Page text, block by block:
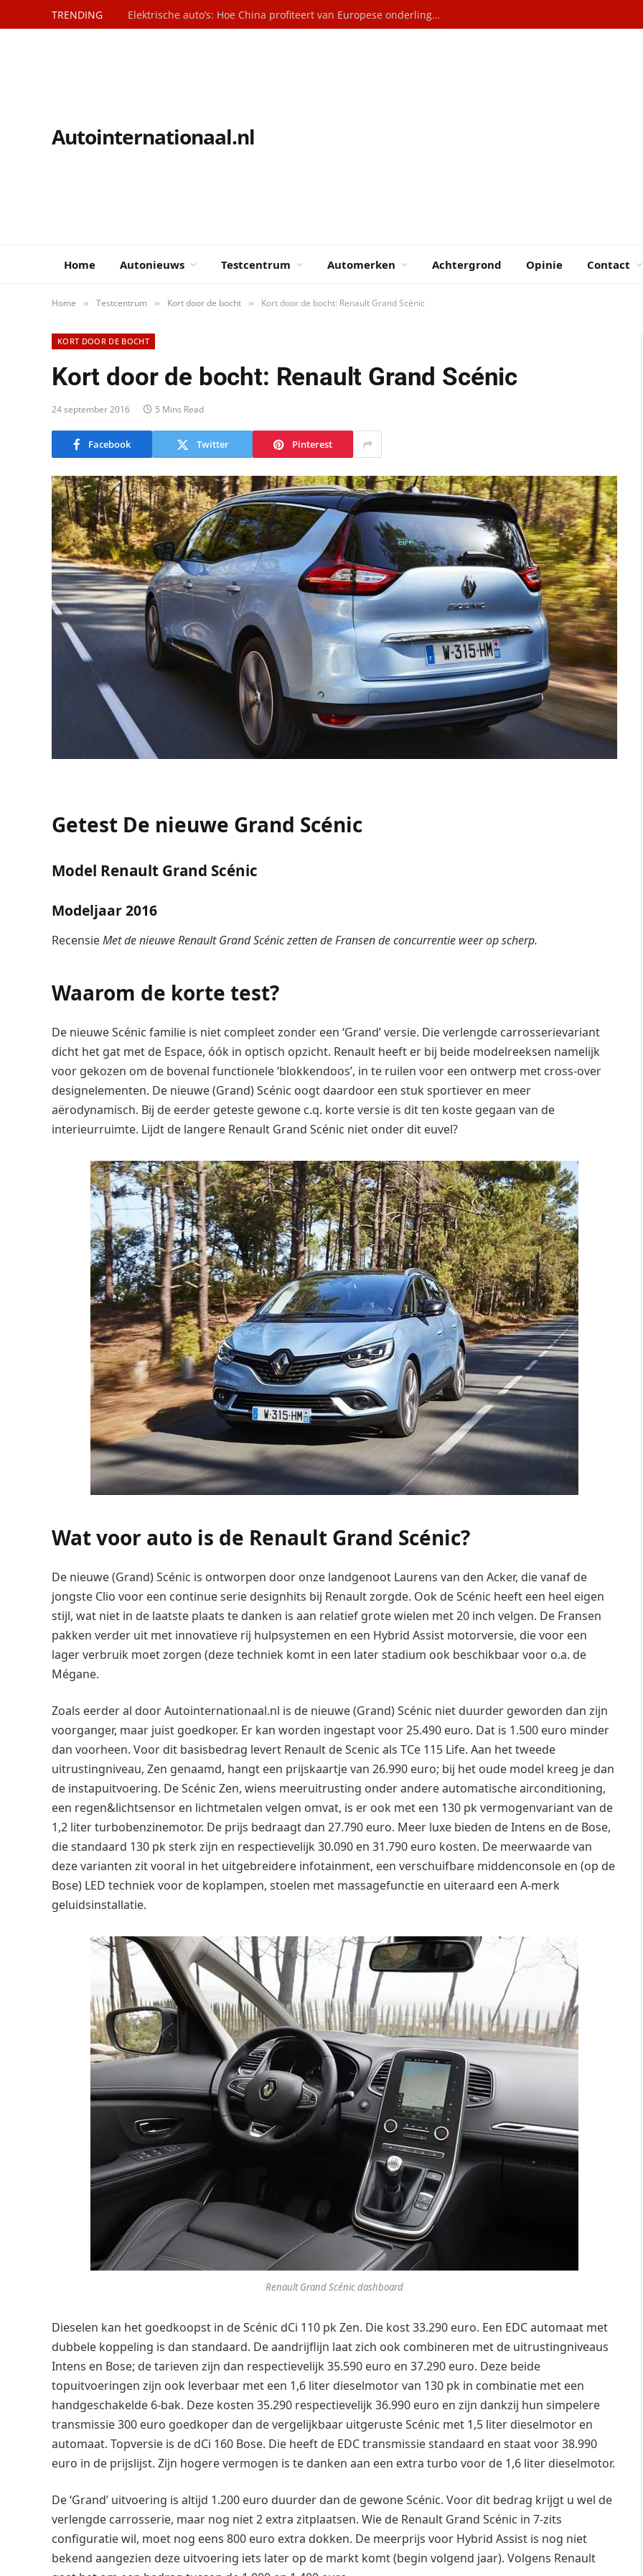
TRENDING Elektrische auto’s: Hoe China profiteert van Europese onderlinge rivaliteit
Autointernationaal.nl
Home Autonieuws Testcentrum Automerken Achtergrond Opinie Contact
Home » Testcentrum » Kort door de bocht » Kort door de bocht: Renault Grand Scénic
KORT DOOR DE BOCHT
Kort door de bocht: Renault Grand Scénic
24 september 2016 5 Mins Read
Facebook Twitter Pinterest
Getest De nieuwe Grand Scénic
Model Renault Grand Scénic
Modeljaar2016
RecensieMet de nieuwe Renault Grand Scénic zetten de Fransen de concurrentie weer op scherp.
Waarom de korte test?
De nieuwe Scénic familie is niet compleet zonder een ‘Grand’ versie. Die verlengde carrosserievariant
dicht het gat met de Espace, óók in optisch opzicht. Renault heeft er bij beide modelreeksen namelijk
voor gekozen om de bovenal functionele ‘blokkendoos’, in te ruilen voor een ontwerp met cross-over
designelementen. De nieuwe (Grand) Scénic oogt daardoor een stuk sportiever en meer
aërodynamisch. Bij de eerder geteste gewone c.q. korte versie is dit ten koste gegaan van de
interieurruimte. Lijdt de langere Renault Grand Scénic niet onder dit euvel?
Wat voor auto is de Renault Grand Scénic?
De nieuwe (Grand) Scénic is ontworpen door onze landgenoot Laurens van den Acker, die vanaf de
jongste Clio voor een continue serie designhits bij Renault zorgde. Ook de Scénic heeft een heel eigen
stijl, wat niet in de laatste plaats te danken is aan relatief grote wielen met 20 inch velgen. De Fransen
pakken verder uit met innovatieve rij hulpsystemen en een Hybrid Assist motorversie, die voor een
lager verbruik moet zorgen (deze techniek komt in een later stadium ook beschikbaar voor o.a. de
Mégane.
Zoals eerder al door Autointernationaal.nl is de nieuwe (Grand) Scénic niet duurder geworden dan zijn
voorganger, maar juist goedkoper. Er kan worden ingestapt voor 25.490 euro. Dat is 1.500 euro minder
dan voorheen. Voor dit basisbedrag levert Renault de Scenic als TCe 115 Life. Aan het tweede
uitrustingniveau, Zen genaamd, hangt een prijskaartje van 26.990 euro; bij het oude model kreeg je dan
de instapuitvoering. De Scénic Zen, wiens meeruitrusting onder andere automatische airconditioning,
een regen&lichtsensor en lichtmetalen velgen omvat, is er ook met een 130 pk vermogenvariant van de
1,2 liter turbobenzinemotor. De prijs bedraagt dan 27.790 euro. Meer luxe bieden de Intens en de Bose,
die standaard 130 pk sterk zijn en respectievelijk 30.090 en 31.790 euro kosten. De meerwaarde van
deze varianten zit vooral in het uitgebreidere infotainment, een verschuifbare middenconsole en (op de
Bose) LED techniek voor de koplampen, stoelen met massagefunctie en uiteraard een A-merk
geluidsinstallatie.
Renault Grand Scénic dashboard
Dieselen kan het goedkoopst in de Scénic dCi 110 pk Zen. Die kost 33.290 euro. Een EDC automaat met
dubbele koppeling is dan standaard. De aandrijflijn laat zich ook combineren met de uitrustingniveaus
Intens en Bose; de tarieven zijn dan respectievelijk 35.590 euro en 37.290 euro. Deze beide
topuitvoeringen zijn ook leverbaar met een 1,6 liter dieselmotor van 130 pk in combinatie met een
handgeschakelde 6-bak. Deze kosten 35.290 respectievelijk 36.990 euro en zijn dankzij hun simpelere
transmissie 300 euro goedkoper dan de vergelijkbaar uitgeruste Scénic met 1,5 liter dieselmotor en
automaat. Topversie is de dCi 160 Bose. Die heeft de EDC transmissie standaard en staat voor 38.990
euro in de prijslijst. Zijn hogere vermogen is te danken aan een extra turbo voor de 1,6 liter dieselmotor.
De ‘Grand’ uitvoering is altijd 1.200 euro duurder dan de gewone Scénic. Voor dit bedrag krijgt u wel de
verlengde carrosserie, maar nog niet 2 extra zitplaatsen. Wie de Renault Grand Scénic in 7-zits
configuratie wil, moet nog eens 800 euro extra dokken. De meerprijs voor Hybrid Assist is nog niet
bekend aangezien deze uitvoering iets later op de markt komt (begin volgend jaar). Volgens Renault